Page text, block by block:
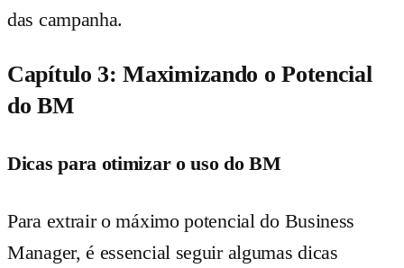
das campanha.
Capítulo 3: Maximizando o Potencial
do BM
Dicas para otimizar o uso do BM
Para extrair o máximo potencial do Business
Manager, é essencial seguir algumas dicas